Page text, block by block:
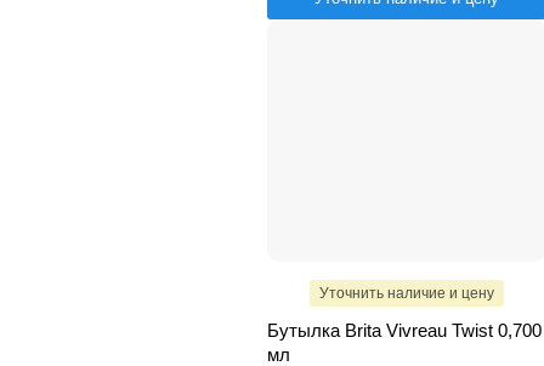
Уточнить наличие и цену
Бутылка Brita Vivreau Twist 0,700
мл